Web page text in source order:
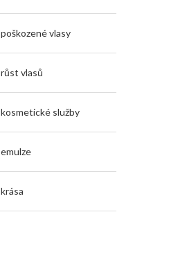
poškozené vlasy
růst vlasů
kosmetické služby
emulze
krása